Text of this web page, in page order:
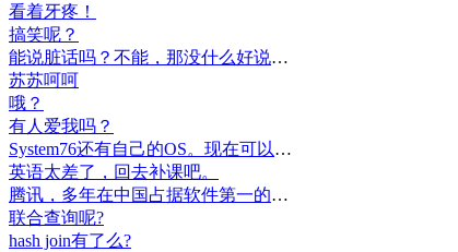
看着牙疼！
搞笑呢？
能说脏话吗？不能，那没什么好说的了！
苏苏呵呵
哦？
有人爱我吗？
System76还有自己的OS。现在可以递送到很多地区了。
英语太差了，回去补课吧。
腾讯，多年在中国占据软件第一的位置，可惜，除了QQ、微信外，什么都没有做出来。
联合查询呢?
hash join有了么?